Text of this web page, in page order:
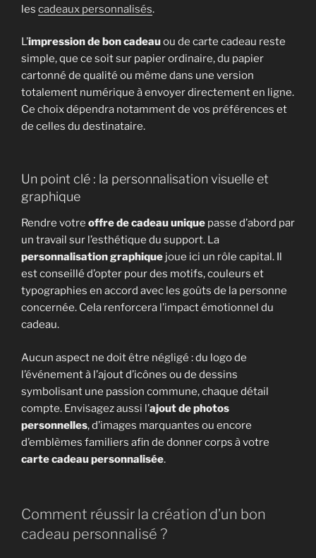
les cadeaux personnalisés.
L’impression de bon cadeauou de carte cadeau reste
simple, que ce soit sur papier ordinaire, du papier
cartonné de qualité ou même dans une version
totalement numérique à envoyer directement en ligne.
Ce choix dépendra notamment de vos préférences et
de celles du destinataire.
Un point clé : la personnalisation visuelle et
graphique
Rendre votre offre de cadeau unique passe d’abord par
un travail sur l’esthétique du support. La
personnalisation graphique joue ici un rôle capital. Il
est conseillé d’opter pour des motifs, couleurs et
typographies en accord avec les goûts de la personne
concernée. Cela renforcera l’impact émotionnel du
cadeau.
Aucun aspect ne doit être négligé : du logo de
l’événement à l’ajout d’icônes ou de dessins
symbolisant une passion commune, chaque détail
compte. Envisagez aussi l’ajout de photos
personnelles, d’images marquantes ou encore
d’emblèmes familiers afin de donner corps à votre
carte cadeau personnalisée.
Comment réussir la création d’un bon
cadeau personnalisé ?